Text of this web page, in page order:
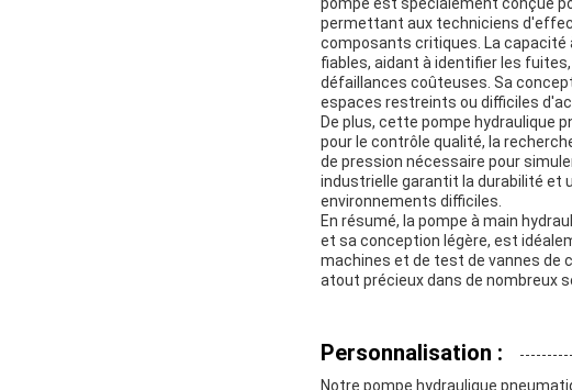
pompe est spécialement conçue
permettant aux techniciens
composants critiques. La capacité
fiables, aidant à identifier les
défaillances coûteuses. Sa
espaces restreints ou difficiles
De plus, cette pompe hydraulique
pour le contrôle qualité, la
de pression nécessaire pour
industrielle garantit la durabilité et
environnements difficiles.
En résumé, la pompe à main
et sa conception légère, est
machines et de test de vannes de
atout précieux dans de nombreux
Personnalisation :
Notre pompe hydraulique